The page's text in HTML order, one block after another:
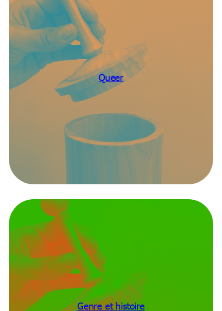
Queer
Genre et histoire